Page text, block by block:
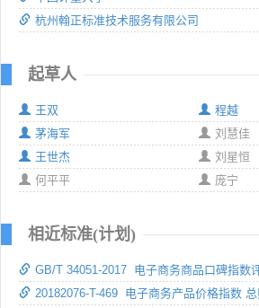
杭州翰正标准技术服务有限公司
起草人
王双
程越
茅海军
刘慧佳
王世杰
刘星恒
何平平
庞宁
相近标准(计划)
GB/T 34051-2017 电子商务商品口碑指数
20182076-T-469 电子商务产品价格指数 总